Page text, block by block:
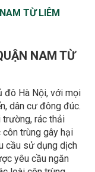
TỪ LIÊM
NAM TỪ
đô Hà Nội, với mọi
dân cư đông đúc.
rác thải
trùng gây hại
cầu sử dụng dịch
yêu cầu ngăn
loài côn trùng.